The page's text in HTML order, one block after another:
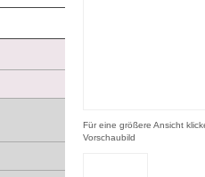
Für eine größere Ansicht
Vorschaubild